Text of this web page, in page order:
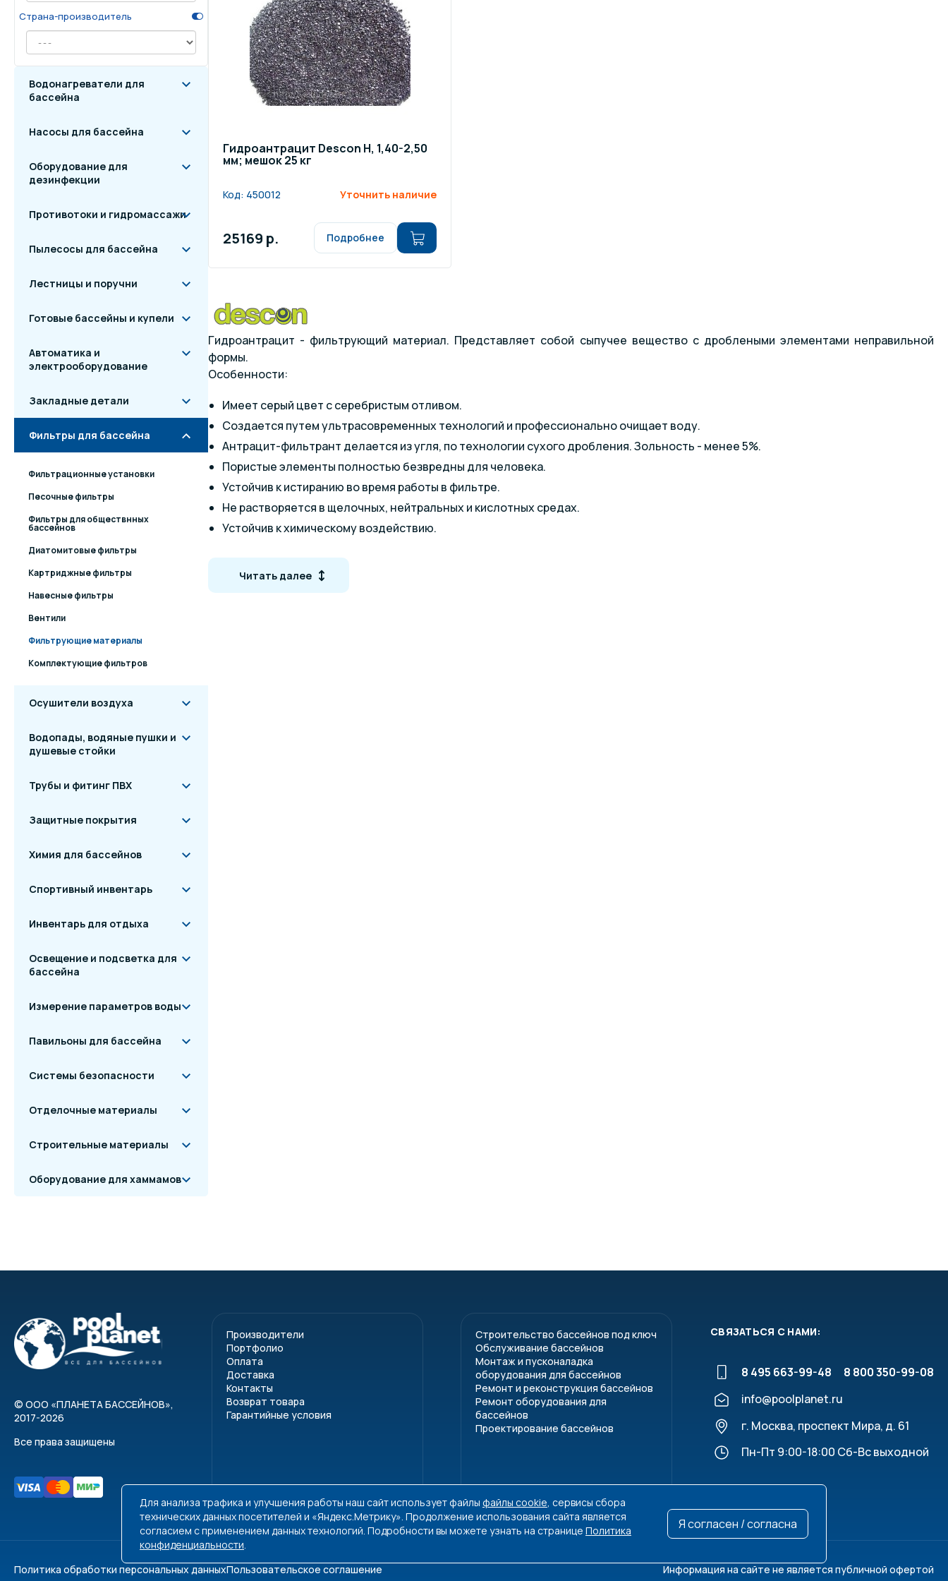
Инвентарь для отдыха
Освещение и подсветка для
бассейна
Отделочные материалы
Страна-производитель
Водонагреватели для
бассейна
Насосы для бассейна
Оборудование для
дезинфекции
Противотоки и гидромассажи
Пылесосы для бассейна
Лестницы и поручни
Готовые бассейны и купели
Автоматика и
электрооборудование
Закладные детали
Фильтры для бассейна
Фильтрационные установки
Песочные фильтры
Фильтры для обществнных
бассейнов
Диатомитовые фильтры
Картриджные фильтры
Навесные фильтры
Вентили
Фильтрующие материалы
Комплектующие фильтров
Осушители воздуха
Водопады, водяные пушки и
душевые стойки
Трубы и фитинг ПВХ
Защитные покрытия
Химия для бассейнов
Спортивный инвентарь
Инвентарь для отдыха
Освещение и подсветка для
бассейна
Измерение параметров воды
Павильоны для бассейна
Системы безопасности
Отделочные материалы
Строительные материалы
Оборудование для хаммамов
Гидроантрацит Descon H, 1,40-2,50
мм; мешок 25 кг
Код: 450012 Уточнить наличие
25169 р. Подробнее
Гидроантрацит - фильтрующий материал. Представляет собой сыпучее вещество с дроблеными элементами неправильной
формы.
Особенности:
Имеет серый цвет с серебристым отливом.
Создается путем ультрасовременных технологий и профессионально очищает воду.
Антрацит-фильтрант делается из угля, по технологии сухого дробления. Зольность - менее 5%.
Пористые элементы полностью безвредны для человека.
Устойчив к истиранию во время работы в фильтре.
Не растворяется в щелочных, нейтральных и кислотных средах.
Устойчив к химическому воздействию.
Уменьшает количество взвешенных частиц на 95%.
Читать далее
© ООО «ПЛАНЕТА БАССЕЙНОВ»,
2017-2026
Все права защищены
Производители
Портфолио
Оплата
Доставка
Контакты
Возврат товара
Гарантийные условия
Строительство бассейнов под ключ
Обслуживание бассейнов
Монтаж и пусконаладка
оборудования для бассейнов
Ремонт и реконструкция бассейнов
Ремонт оборудования для
бассейнов
Проектирование бассейнов
СВЯЗАТЬСЯ С НАМИ:
8 495 663-99-48
8 800 350-99-08
info@poolplanet.ru
г. Москва, проспект Мира, д. 61
Пн-Пт 9:00-18:00 Сб-Вс выходной
Политика обработки персональных данныхПользовательское соглашение Информация на сайте не является публичной офертой
Для анализа трафика и улучшения работы наш сайт использует файлы файлы cookie, сервисы сбора
технических данных посетителей и «Яндекс.Метрику». Продолжение использования сайта является
согласием с применением данных технологий. Подробности вы можете узнать на странице Политика
конфиденциальности.
Я согласен / согласна